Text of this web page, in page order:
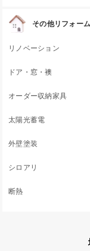
その他リフォーム
リノベーション
ドア・窓・襖
オーダー収納家具
太陽光蓄電
外壁塗装
シロアリ
断熱